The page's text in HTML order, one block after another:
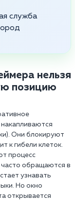
служба
нельзя
позицию
Они блокируют
к гибели клеток.
процесс
часто обращаются в
узнавать
Но окно
открывается